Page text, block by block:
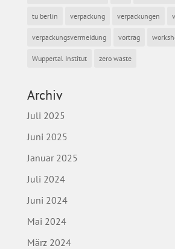
tu berlin verpackung verpackungen
verpackungsvermeidung vortrag
Wuppertal Institut zero waste
Archiv
Juli 2025
Juni 2025
Januar 2025
Juli 2024
Juni 2024
Mai 2024
März 2024